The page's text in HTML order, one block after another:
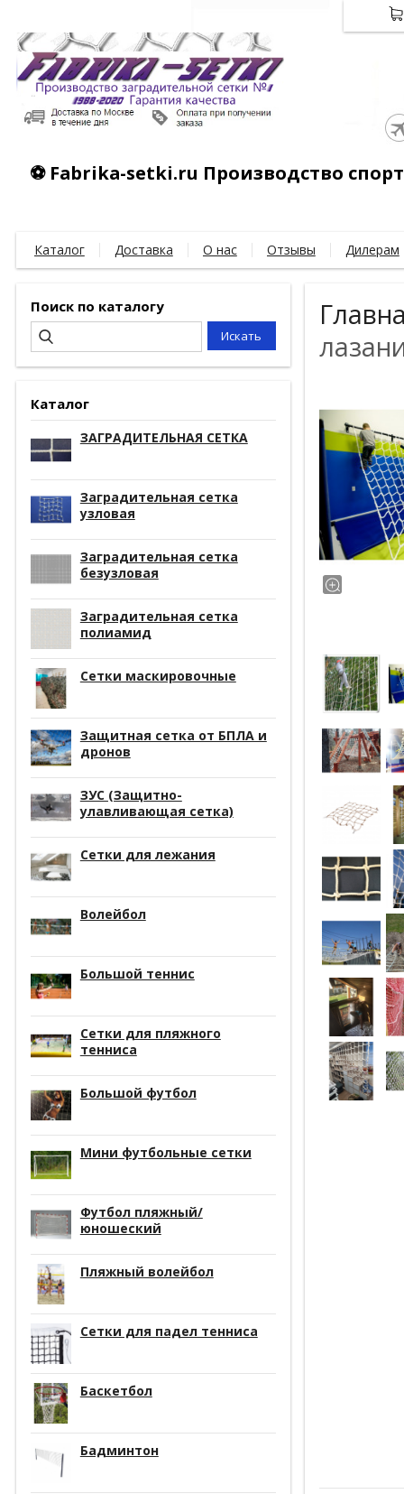
⚽ Fabrika-setki.ru Производство
Каталог Доставка О нас Отзывы Дилерам
Поиск по каталогу
Каталог
ЗАГРАДИТЕЛЬНАЯ СЕТКА
Заградительная сетка
узловая
Заградительная сетка
безузловая
Заградительная сетка
полиамид
Сетки маскировочные
Защитная сетка от БПЛА и
дронов
ЗУС (Защитно-
улавливающая сетка)
Сетки для лежания
Волейбол
Большой теннис
Сетки для пляжного
тенниса
Большой футбол
Мини футбольные сетки
Футбол пляжный/
юношеский
Пляжный волейбол
Сетки для падел тенниса
Баскетбол
Бадминтон